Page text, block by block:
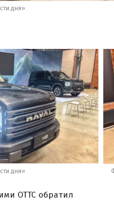
дня»
дня»
ОТТС обратил